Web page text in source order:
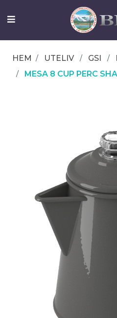
FISKEUTRUSTNING
OM
IFISH
HEM UTELIV GSI
MESA 8 CUP PERC